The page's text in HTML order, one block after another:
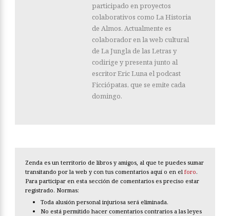
participado en proyectos
colaborativos como La Historia
de Almos. Actualmente es
colaborador en la web cultural
de La Jungla de las Letras y
codirige y presenta junto al
escritor Eric Luna el podcast
Ficciópatas, que se emite cada
domingo.
Zenda es un territorio de libros y amigos, al que te puedes sumar
transitando por la web y con tus comentarios aquí o en el foro.
Para participar en esta sección de comentarios es preciso estar
registrado. Normas:
Toda alusión personal injuriosa será eliminada.
No está permitido hacer comentarios contrarios a las leyes